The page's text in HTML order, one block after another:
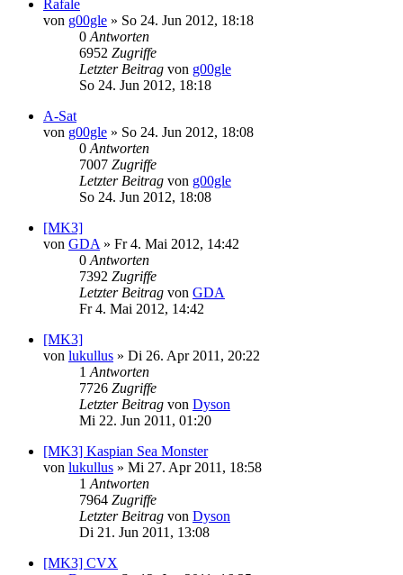
Rafale
von g00gle » So 24. Jun 2012, 18:18
0 Antworten
6952 Zugriffe
Letzter Beitrag von g00gle
So 24. Jun 2012, 18:18
A-Sat
von g00gle » So 24. Jun 2012, 18:08
0 Antworten
7007 Zugriffe
Letzter Beitrag von g00gle
So 24. Jun 2012, 18:08
[MK3]
von GDA » Fr 4. Mai 2012, 14:42
0 Antworten
7392 Zugriffe
Letzter Beitrag von GDA
Fr 4. Mai 2012, 14:42
[MK3]
von lukullus » Di 26. Apr 2011, 20:22
1 Antworten
7726 Zugriffe
Letzter Beitrag von Dyson
Mi 22. Jun 2011, 01:20
[MK3] Kaspian Sea Monster
von lukullus » Mi 27. Apr 2011, 18:58
1 Antworten
7964 Zugriffe
Letzter Beitrag von Dyson
Di 21. Jun 2011, 13:08
[MK3] CVX